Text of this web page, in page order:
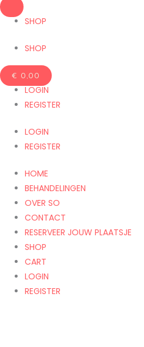
SHOP
SHOP
€ 0,00
LOGIN
REGISTER
LOGIN
REGISTER
HOME
BEHANDELINGEN
OVER SO
CONTACT
RESERVEER JOUW PLAATSJE
SHOP
CART
LOGIN
REGISTER